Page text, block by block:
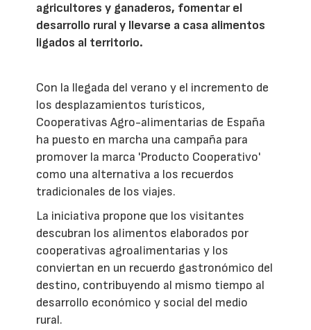
agricultores y ganaderos, fomentar el
desarrollo rural y llevarse a casa alimentos
ligados al territorio.
Con la llegada del verano y el incremento de
los desplazamientos turísticos,
Cooperativas Agro-alimentarias de España
ha puesto en marcha una campaña para
promover la marca 'Producto Cooperativo'
como una alternativa a los recuerdos
tradicionales de los viajes.
La iniciativa propone que los visitantes
descubran los alimentos elaborados por
cooperativas agroalimentarias y los
conviertan en un recuerdo gastronómico del
destino, contribuyendo al mismo tiempo al
desarrollo económico y social del medio
rural.